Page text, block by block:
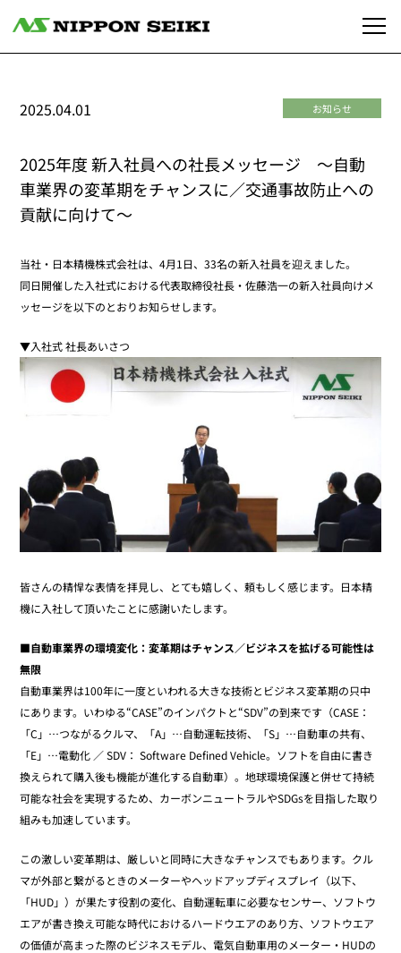
お知らせ
2025.04.01
2025年度 新入社員への社長メッセージ ～自動
車業界の変革期をチャンスに／交通事故防止への
貢献に向けて～
当社・日本精機株式会社は、4月1日、33名の新入社員を迎えました。
同日開催した入社式における代表取締役社長・佐藤浩一の新入社員向けメ
ッセージを以下のとおりお知らせします。
▼入社式 社長あいさつ
皆さんの精悍な表情を拝見し、とても嬉しく、頼もしく感じます。日本精
機に入社して頂いたことに感謝いたします。
■自動車業界の環境変化：変革期はチャンス／ビジネスを拡げる可能性は
無限
自動車業界は100年に一度といわれる大きな技術とビジネス変革期の只中
にあります。いわゆる“CASE”のインパクトと“SDV”の到来です（CASE：
「C」…つながるクルマ、「A」…自動運転技術、「S」…自動車の共有、
「E」…電動化 ／ SDV： Software Defined Vehicle。ソフトを自由に書き
換えられて購入後も機能が進化する自動車）。地球環境保護と併せて持続
可能な社会を実現するため、カーボンニュートラルやSDGsを目指した取り
組みも加速しています。
この激しい変革期は、厳しいと同時に大きなチャンスでもあります。クル
マが外部と繋がるときのメーターやヘッドアップディスプレイ（以下、
「HUD」）が果たす役割の変化、自動運転車に必要なセンサー、ソフトウ
エアが書き換え可能な時代におけるハードウエアのあり方、ソフトウエア
の価値が高まった際のビジネスモデル、電気自動車用のメーター・HUDの